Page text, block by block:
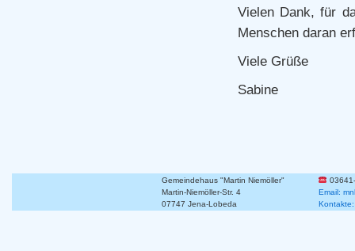
Vielen Dank, für
Menschen daran
Viele Grüße
Sabine
Gemeindehaus "Martin Niemöller"
Martin-Niemöller-Str. 4
Email:
07747 Jena-Lobeda